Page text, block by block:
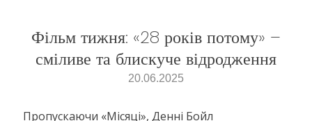
Фільм тижня: «28 років потому» –
сміливе та блискуче відродження
20.06.2025
Пропускаючи «Місяці», Денні Бойл